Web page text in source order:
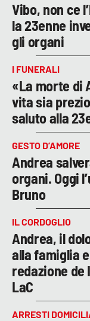
Vibo, non ce
la 23enne
gli organi
I FUNERALI
«La morte di
vita sia
saluto alla
GESTO D’AMORE
Andrea
organi. Oggi
Bruno
IL CORDOGLIO
Andrea, il
alla famiglia
redazione de
LaC
ARRESTI